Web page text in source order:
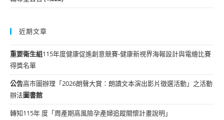
近期文章
重要衛生組115年度健康促進創意競賽-健康新視界海報設計與電繪比賽
得獎名單
公告高市圖辦理「2026朗聲大賞：朗讀文本演出影片徵選活動」之活動
辦法圖書館
轉知115年 度「周產期高風險孕產婦追蹤關懷計畫說明」